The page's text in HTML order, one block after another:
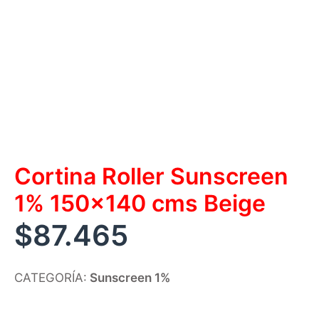
Cortina Roller Sunscreen
1% 150×140 cms Beige
$87.465
CATEGORÍA: Sunscreen 1%